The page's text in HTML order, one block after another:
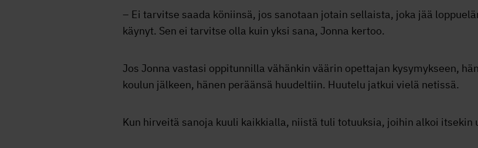
– Ei tarvitse saada köniinsä, jos sanotaan jotain sellaista, joka jää
käynyt. Sen ei tarvitse olla kuin yksi sana, Jonna kertoo.
Jos Jonna vastasi oppitunnilla vähänkin väärin opettajan kysymykseen,
koulun jälkeen, hänen peräänsä huudeltiin. Huutelu jatkui vielä netissä.
Kun hirveitä sanoja kuuli kaikkialla, niistä tuli totuuksia, joihin alkoi itsekin